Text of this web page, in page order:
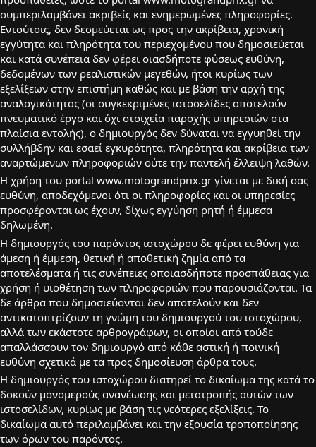
συμπεριλαμβάνει ακριβείς και ενημερωμένες πληροφορίες.
Εντούτοις, δεν δεσμεύεται ως προς την ακρίβεια, χρονική
εγγύτητα και πληρότητα του περιεχομένου που δημοσιεύεται
και κατά συνέπεια δεν φέρει οιασδήποτε φύσεως ευθύνη,
δεδομένων των ρεαλιστικών μεγεθών, ήτοι κυρίως των
εξελίξεων στην επιστήμη καθώς και με βάση την αρχή της
αναλογικότητας (οι συγκεκριμένες ιστοσελίδες αποτελούν
πνευματικό έργο και όχι στοιχεία παροχής υπηρεσιών στα
πλαίσια εντολής), ο δημιουργός δεν δύναται να εγγυηθεί την
συλλήβδην και εσαεί εγκυρότητα, πληρότητα και ακρίβεια των
αναρτώμενων πληροφοριών ούτε την παντελή έλλειψη λαθών.
Η χρήση του portal www.motograndprix.gr γίνεται με δική σας
ευθύνη, αποδεχόμενοι ότι οι πληροφορίες και οι υπηρεσίες
προσφέρονται ως έχουν, δίχως εγγύηση ρητή ή έμμεσα
δηλωμένη.
H δημιουργός του παρόντος ιστοχώρου δε φέρει ευθύνη για
άμεση ή έμμεση, θετική ή αποθετική ζημία από τα
αποτελέσματα ή τις συνέπειες οποιασδήποτε προσπάθειας για
χρήση ή υιοθέτηση των πληροφοριών που παρουσιάζονται. Τα
δε άρθρα που δημοσιεύονται δεν αποτελούν και δεν
αντικατοπτρίζουν τη γνώμη του δημιουργού του ιστοχώρου,
αλλά των εκάστοτε αρθρογράφων, οι οποίοι από τούδε
απαλλάσσουν τον δημιουργό από κάθε αστική ή ποινική
ευθύνη σχετικά με τα προς δημοσίευση άρθρα τους.
H δημιουργός του ιστοχώρου διατηρεί το δικαίωμα της κατά το
δοκούν μονομερούς ανανέωσης και μετατροπής αυτών των
ιστοσελίδων, κυρίως με βάση τις νεότερες εξελίξεις. Το
δικαίωμα αυτό περιλαμβάνει και την εξουσία τροποποίησης
των όρων του παρόντος.